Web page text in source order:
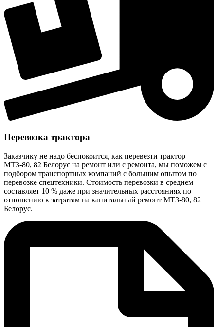
Перевозка трактора
Заказчику не надо беспокоится, как перевезти трактор
МТЗ-80, 82 Белорус на ремонт или с ремонта, мы поможем с
подбором транспортных компаний с большим опытом по
перевозке спецтехники. Стоимость перевозки в среднем
составляет 10 % даже при значительных расстояниях по
отношению к затратам на капитальный ремонт МТЗ-80, 82
Белорус.